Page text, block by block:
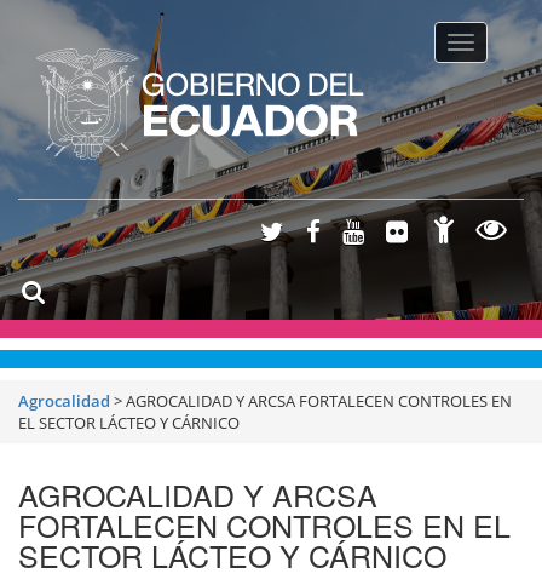
Toggle
Agrocalidad >AGROCALIDAD Y ARCSA FORTALECEN CONTROLES EN
EL SECTOR LÁCTEO Y CÁRNICO
AGROCALIDAD Y ARCSA
FORTALECEN CONTROLES EN EL
SECTOR LÁCTEO Y CÁRNICO